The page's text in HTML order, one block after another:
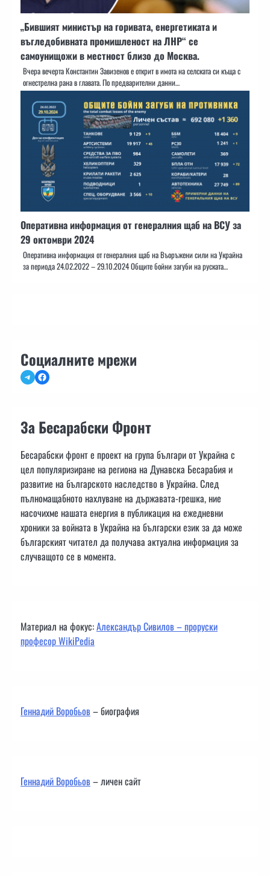
„Бившият министър на горивата, енергетиката и
въгледобивната промишленост на ЛНР“ се
самоунищожи в местност близо до Москва.
Вчера вечерта Константин Завизенов е открит в имота на селската си къща с
огнестрелна рана в главата. По предварителни данни…
Оперативна информация от генералния щаб на ВСУ за
29 октомври 2024
Оперативна информация от генералния щаб на Въоръжени сили на Украйна
за периода 24.02.2022 – 29.10.2024 Общите бойни загуби на руската…
Социалните мрежи
TelegramFacebook
За Бесарабски Фронт
Бесарабски фронт е проект на група българи от Украйна с
цел популяризиране на региона на Дунавска Бесарабия и
развитие на българското наследство в Украйна. След
пълномащабното нахлуване на държавата-грешка, ние
насочихме нашата енергия в публикация на ежедневни
хроники за войната в Украйна на български език за да може
българският читател да получава актуална информация за
случващото се в момента.
Материал на фокус:Александър Сивилов – проруски
професор WikiPedia
Геннадий Воробьов– биография
Геннадий Воробьов– личен сайт